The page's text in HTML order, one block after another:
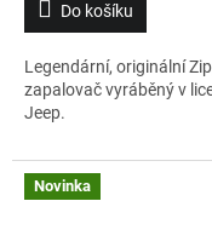
Do košíku
Legendární, originální
zapalovač vyráběný v
Jeep.
Novinka